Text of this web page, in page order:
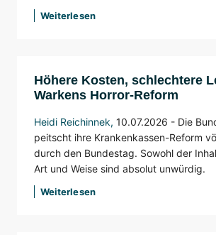
Weiterlesen
Höhere Kosten, schlechtere
Warkens Horror-Reform
Heidi Reichinnek, 10.07.2026 - Die
peitscht ihre Krankenkassen-Reform
durch den Bundestag. Sowohl der
Art und Weise sind absolut unwürdig.
Weiterlesen